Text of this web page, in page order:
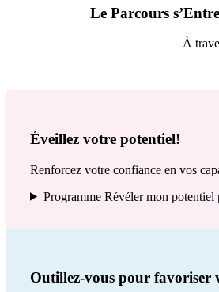
Le Parcours
À
Éveillez votre potentiel!
Renforcez votre confiance en vos
Programme Révéler mon potentiel
Outillez-vous pour favoriser